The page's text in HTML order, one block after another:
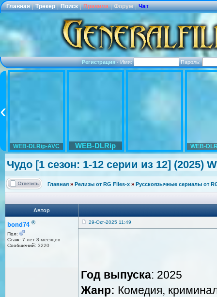
Главная | Трекер | Поиск | Правила | Форум | Чат
Регистрация·Имя: Пароль:
WEB-DLRip-AVC WEB-DLRip WEB-
Чудо [1 сезон: 1-12 серии из 12] (2025)
Главная » Релизы от RG Files-x » Русскоязычные сериалы от
Автор
bond74 ®
Пол:
Стаж: 7 лет 8 месяцев
Сообщений: 3220
29-Окт-2025 11:49
Год выпуска: 2025
Жанр: Комедия,